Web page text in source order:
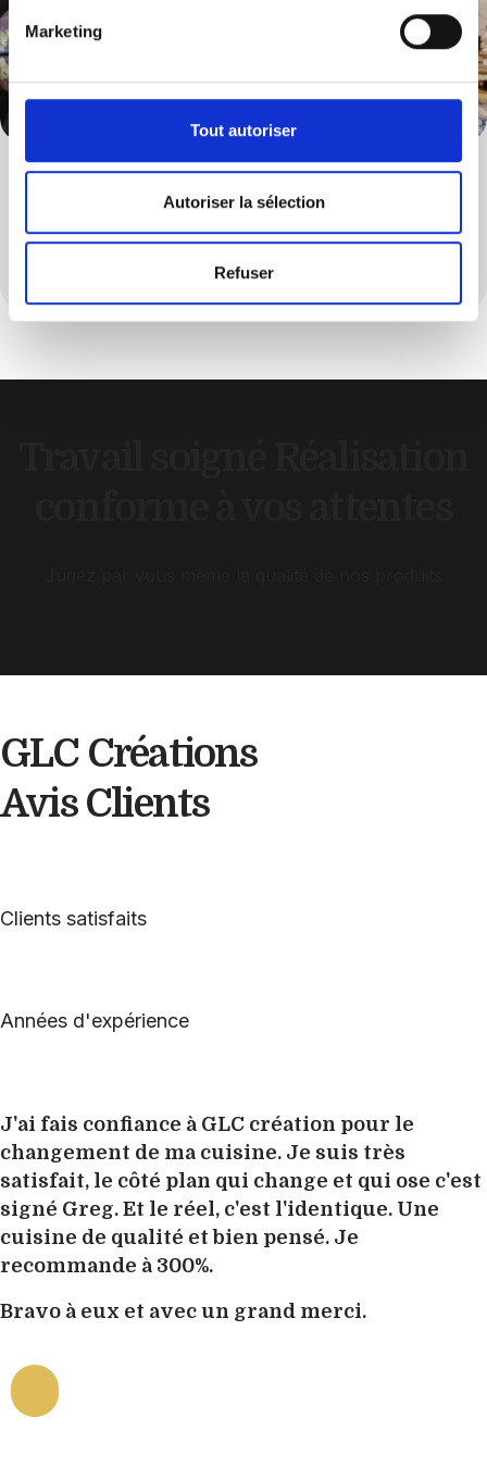
Marketing
Tout autoriser
Autoriser la sélection
Refuser
Décoration
Personnalisé votre intérieur grâce à une décoration
GLC Créations
AvisClients
Clients satisfaits
Années d'expérience
J'ai fais confiance à GLC création pour le
changement de ma cuisine. Je suis très
satisfait, le côté plan qui change et qui ose c'est
signé Greg. Et le réel, c'est l'identique. Une
cuisine de qualité et bien pensé. Je
recommande à 300%.
Bravo à eux et avec un grand merci.